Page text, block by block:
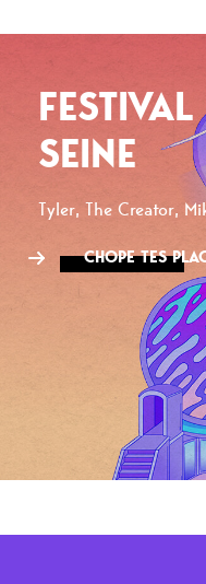
SEINE
Tyler, The Creator,
CHOPE TES